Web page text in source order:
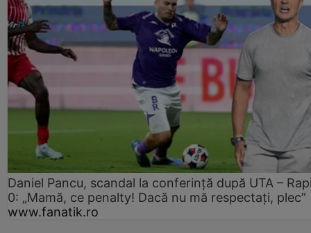
Daniel Pancu, scandal la conferință după UTA –
0: „Mamă, ce penalty! Dacă nu mă respectați, plec”
www.fanatik.ro